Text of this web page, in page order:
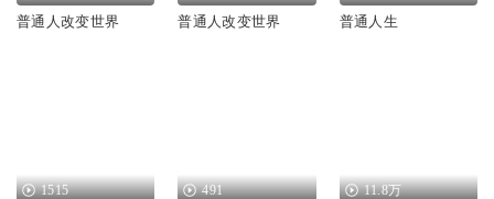
普通人改变世界 普通人改变世界 普通人生
1515 491 11.8万